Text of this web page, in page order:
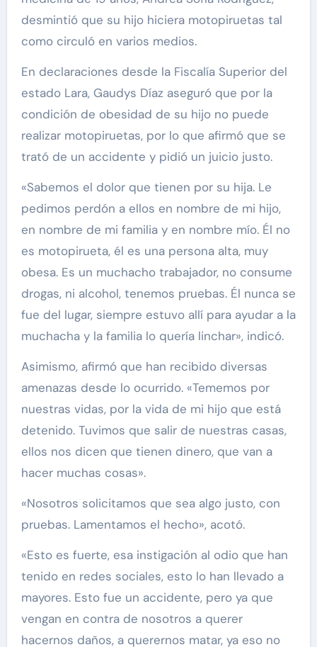
desmintió que su hijo hiciera motopiruetas tal
como circuló en varios medios.
En declaraciones desde la Fiscalía Superior del
estado Lara, Gaudys Díaz aseguró que por la
condición de obesidad de su hijo no puede
realizar motopiruetas, por lo que afirmó que se
trató de un accidente y pidió un juicio justo.
«Sabemos el dolor que tienen por su hija. Le
pedimos perdón a ellos en nombre de mi hijo,
en nombre de mi familia y en nombre mío. Él no
es motopirueta, él es una persona alta, muy
obesa. Es un muchacho trabajador, no consume
drogas, ni alcohol, tenemos pruebas. Él nunca se
fue del lugar, siempre estuvo allí para ayudar a la
muchacha y la familia lo quería linchar», indicó.
Asimismo, afirmó que han recibido diversas
amenazas desde lo ocurrido. «Tememos por
nuestras vidas, por la vida de mi hijo que está
detenido. Tuvimos que salir de nuestras casas,
ellos nos dicen que tienen dinero, que van a
hacer muchas cosas».
«Nosotros solicitamos que sea algo justo, con
pruebas. Lamentamos el hecho», acotó.
«Esto es fuerte, esa instigación al odio que han
tenido en redes sociales, esto lo han llevado a
mayores. Esto fue un accidente, pero ya que
vengan en contra de nosotros a querer
hacernos daños, a querernos matar, ya eso no